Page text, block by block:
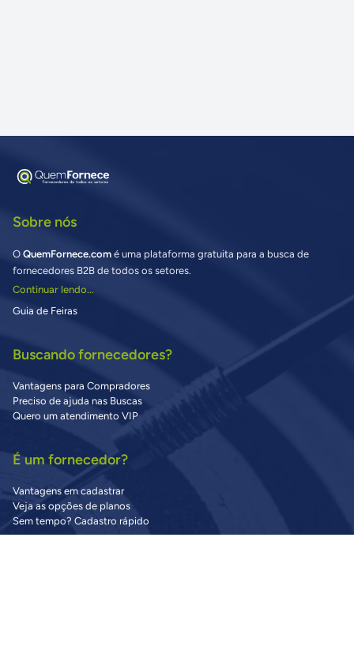
Sobre nós
O QuemFornece.com é uma plataforma gratuita para a busca de
fornecedores B2B de todos os setores.
Continuar lendo...
Guia de Feiras
Buscando fornecedores?
Vantagens para Compradores
Preciso de ajuda nas Buscas
Quero um atendimento VIP
É um fornecedor?
Vantagens em cadastrar
Veja as opções de planos
Sem tempo? Cadastro rápido